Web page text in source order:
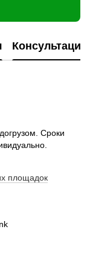
Консультация
Сроки
площадок